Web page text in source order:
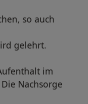
so auch
gelehrt.
im
Nachsorge